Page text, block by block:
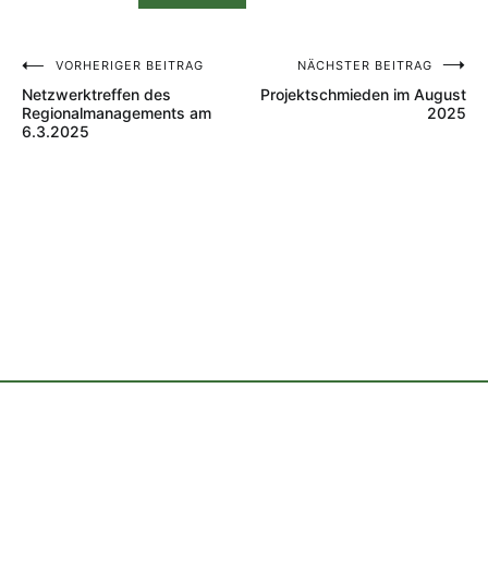
Beitragsnavigation
VORHERIGER BEITRAG
Netzwerktreffen des
Regionalmanagements am
6.3.2025
NÄCHSTER BEITRAG
Projektschmieden im August
2025